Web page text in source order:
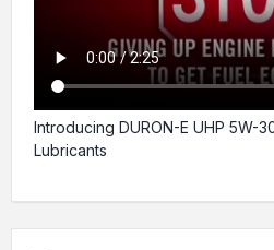
Introducing DURON-E UHP 5W-
Lubricants